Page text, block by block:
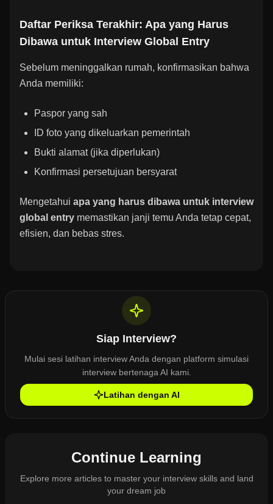
Daftar Periksa Terakhir: Apa yang Harus
Dibawa untuk Interview Global Entry
Sebelum meninggalkan rumah, konfirmasikan bahwa
Anda memiliki:
Paspor yang sah
ID foto yang dikeluarkan pemerintah
Bukti alamat (jika diperlukan)
Konfirmasi persetujuan bersyarat
Mengetahui apa yang harus dibawa untuk interview
global entry memastikan janji temu Anda tetap cepat,
efisien, dan bebas stres.
Siap Interview?
Mulai sesi latihan interview Anda dengan platform simulasi
interview bertenaga AI kami.
Latihan dengan AI
Continue Learning
Explore more articles to master your interview skills and land
your dream job